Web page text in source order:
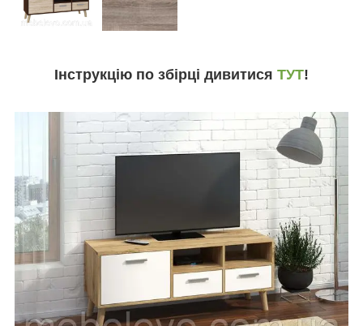
Інструкцію по збірці дивитися ТУТ!